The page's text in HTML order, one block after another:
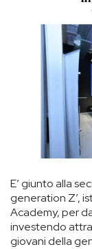
E’ giunto alla
generation Z’,
Academy, per
investendo
giovani della